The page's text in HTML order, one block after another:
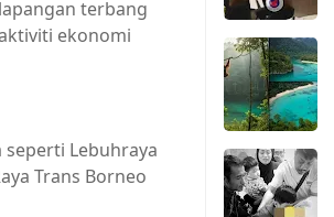
terbang
ekonomi
Lebuhraya
Trans Borneo